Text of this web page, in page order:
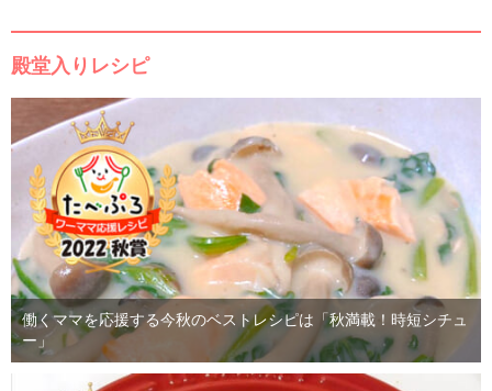
殿堂入りレシピ
働くママを応援する今秋のベストレシピは「秋満載！時短シチュ
ー」